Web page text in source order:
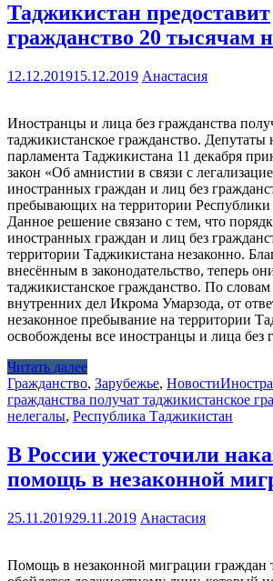
Таджикистан предоставит
гражданство 20 тысячам
12.12.201915.12.2019 Анастасия
Иностранцы и лица без гражданства
таджикистанское гражданство.
парламента Таджикистана 11 декабря
закон «Об амнистии в связи с
иностранных граждан и лиц без
пребывающих на территории
Данное решение связано с тем, что
иностранных граждан и лиц без
территории Таджикистана незаконно.
внесённым в законодательство, теперь
таджикистанское гражданство. По
внутренних дел Икрома Умарзода, от
незаконное пребывание на территории
освобождены все иностранцы и лица без
Читать далее
Гражданство, Зарубежье, Новости
гражданства получат таджикистанское
нелегалы, Республика Таджикистан
В России ужесточили
помощь в незаконной
25.11.201929.11.2019 Анастасия
Помощь в незаконной миграции граждан